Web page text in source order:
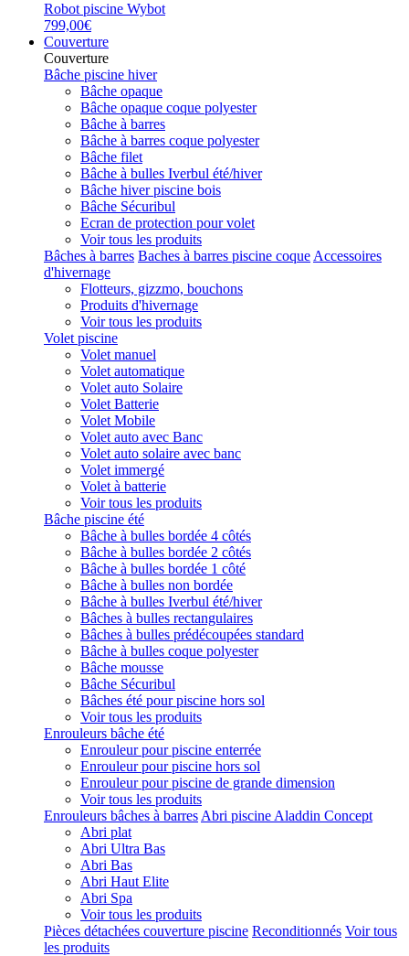
Robot piscine Wybot
799,00€
Couverture
Couverture
Bâche piscine hiver
Bâche opaque
Bâche opaque coque polyester
Bâche à barres
Bâche à barres coque polyester
Bâche filet
Bâche à bulles Iverbul été/hiver
Bâche hiver piscine bois
Bâche Sécuribul
Ecran de protection pour volet
Voir tous les produits
Bâches à barres Baches à barres piscine coque Accessoires
d'hivernage
Flotteurs, gizzmo, bouchons
Produits d'hivernage
Voir tous les produits
Volet piscine
Volet manuel
Volet automatique
Volet auto Solaire
Volet Batterie
Volet Mobile
Volet auto avec Banc
Volet auto solaire avec banc
Volet immergé
Volet à batterie
Voir tous les produits
Bâche piscine été
Bâche à bulles bordée 4 côtés
Bâche à bulles bordée 2 côtés
Bâche à bulles bordée 1 côté
Bâche à bulles non bordée
Bâche à bulles Iverbul été/hiver
Bâches à bulles rectangulaires
Bâches à bulles prédécoupées standard
Bâche à bulles coque polyester
Bâche mousse
Bâche Sécuribul
Bâches été pour piscine hors sol
Voir tous les produits
Enrouleurs bâche été
Enrouleur pour piscine enterrée
Enrouleur pour piscine hors sol
Enrouleur pour piscine de grande dimension
Voir tous les produits
Enrouleurs bâches à barres Abri piscine Aladdin Concept
Abri plat
Abri Ultra Bas
Abri Bas
Abri Haut Elite
Abri Spa
Voir tous les produits
Pièces détachées couverture piscine Reconditionnés Voir tous
les produits